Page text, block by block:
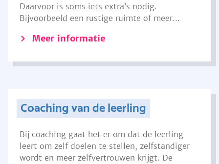
Daarvoor is soms iets extra’s nodig.
Bijvoorbeeld een rustige ruimte of meer...
Meer informatie
Coaching van de leerling
Bij coaching gaat het er om dat de leerling
leert om zelf doelen te stellen, zelfstandiger
wordt en meer zelfvertrouwen krijgt. De